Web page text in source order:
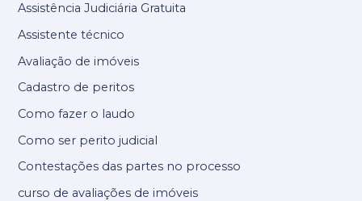
Assistência Judiciária Gratuita
Assistente técnico
Avaliação de imóveis
Cadastro de peritos
Como fazer o laudo
Como ser perito judicial
Contestações das partes no processo
curso de avaliações de imóveis